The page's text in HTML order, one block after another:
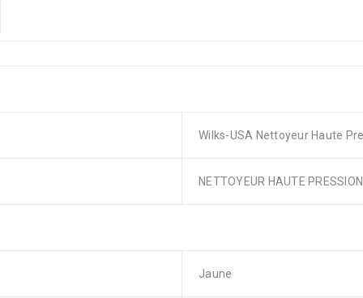
Wilks-USA Nettoyeur Haute
NETTOYEUR HAUTE PRESSION
Jaune